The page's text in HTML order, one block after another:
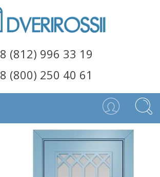
8 (812) 996 33 19
8 (800) 250 40 61